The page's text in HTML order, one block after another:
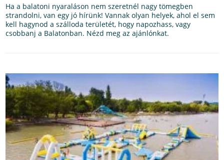
Ha a balatoni nyaraláson nem szeretnél nagy tömegben
strandolni, van egy jó hírünk! Vannak olyan helyek, ahol el sem
kell hagynod a szálloda területét, hogy napozhass, vagy
csobbanj a Balatonban. Nézd meg az ajánlónkat.